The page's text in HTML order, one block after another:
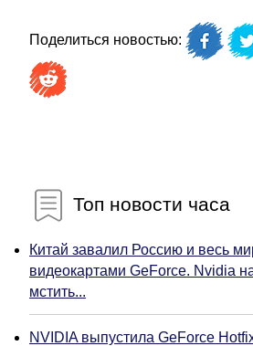
Поделиться новостью:
Топ новости часа
Китай завалил Россию и весь
видеокартами GeForce. Nvidia
мстить...
NVIDIA выпустила GeForce